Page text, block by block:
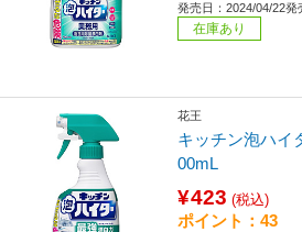
発売日：2024/04/22発
在庫あり
花王
キッチン泡ハイ
00mL
¥423 (税込)
ポイント：43